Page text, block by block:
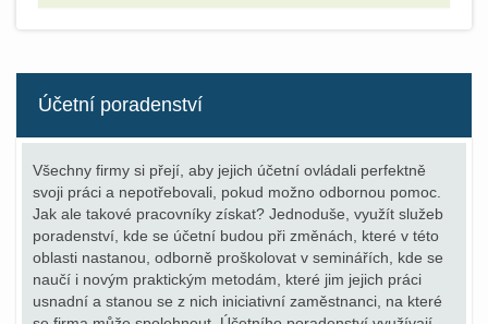
Účetní poradenství
Všechny firmy si přejí, aby jejich účetní ovládali perfektně
svoji práci a nepotřebovali, pokud možno odbornou pomoc.
Jak ale takové pracovníky získat? Jednoduše, využít služeb
poradenství, kde se účetní budou při změnách, které v této
oblasti nastanou, odborně proškolovat v seminářích, kde se
naučí i novým praktickým metodám, které jim jejich práci
usnadní a stanou se z nich iniciativní zaměstnanci, na které